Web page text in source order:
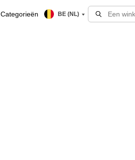
Categorieën BE (NL)